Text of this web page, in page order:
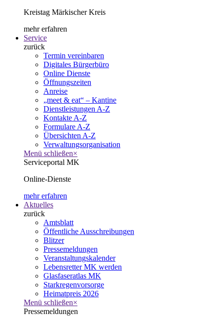
Kreistag Märkischer Kreis
mehr erfahren
Service
zurück
Termin vereinbaren
Digitales Bürgerbüro
Online Dienste
Öffnungszeiten
Anreise
„meet & eat“ – Kantine
Dienstleistungen A-Z
Kontakte A-Z
Formulare A-Z
Übersichten A-Z
Verwaltungsorganisation
Menü schließen×
Serviceportal MK
Online-Dienste
mehr erfahren
Aktuelles
zurück
Amtsblatt
Öffentliche Ausschreibungen
Blitzer
Pressemeldungen
Veranstaltungskalender
Lebensretter MK werden
Glasfaseratlas MK
Starkregenvorsorge
Heimatpreis 2026
Menü schließen×
Pressemeldungen